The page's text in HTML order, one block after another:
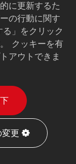
可能です。
。
。
に更新するた
の行動に関す
」をクリック
クッキーを有
アウトできま
更